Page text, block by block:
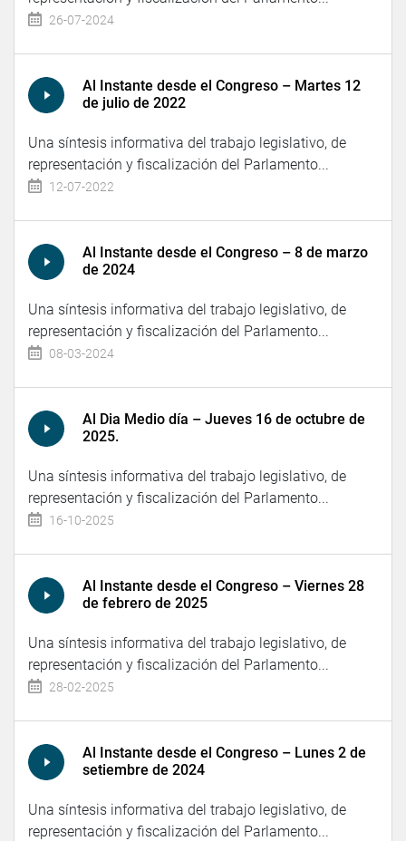
26-07-2024
Al Instante desde el Congreso – Martes 12
de julio de 2022
Una síntesis informativa del trabajo legislativo, de
representación y fiscalización del Parlamento...
12-07-2022
Al Instante desde el Congreso – 8 de marzo
de 2024
Una síntesis informativa del trabajo legislativo, de
representación y fiscalización del Parlamento...
08-03-2024
Al Dia Medio día – Jueves 16 de octubre de
2025.
Una síntesis informativa del trabajo legislativo, de
representación y fiscalización del Parlamento...
16-10-2025
Al Instante desde el Congreso – Viernes 28
de febrero de 2025
Una síntesis informativa del trabajo legislativo, de
representación y fiscalización del Parlamento...
28-02-2025
Al Instante desde el Congreso – Lunes 2 de
setiembre de 2024
Una síntesis informativa del trabajo legislativo, de
representación y fiscalización del Parlamento...